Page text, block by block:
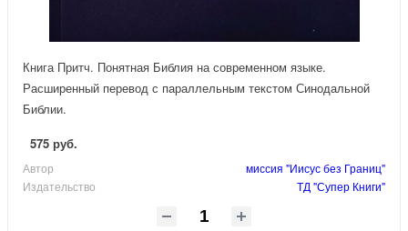
Книга Притч. Понятная Библия на современном языке.
Расширенный перевод с параллельным текстом Синодальной
Библии.
575 руб.
Автор
миссия "Иисус без Границ"
Издательство
ТД "Супер Книги"